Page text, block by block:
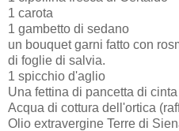
1 carota
1 gambetto di sedano
un bouquet garni fatto con
di foglie di salvia.
1 spicchio d'aglio
Una fettina di pancetta di
Acqua di cottura dell'ortica
Olio extravergine Terre di